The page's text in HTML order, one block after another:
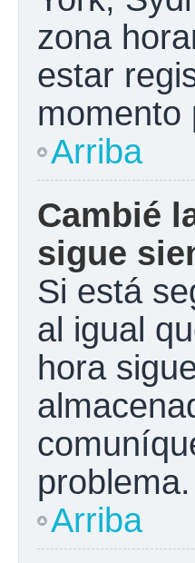
zona
estar
momento
Arriba
Cambié
sigue
Si está
al igual
hora
problema.
Arriba